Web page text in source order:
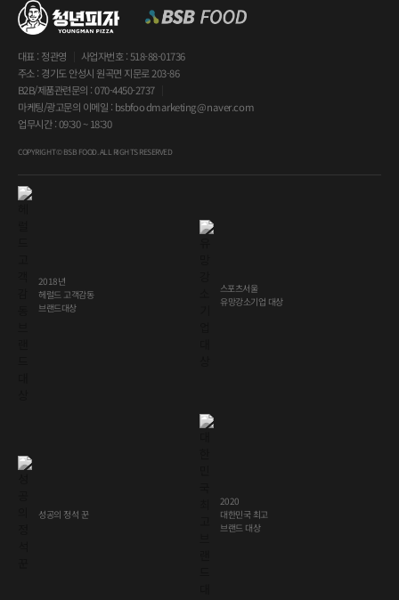
대표 : 정관영 사업자번호 : 518-88-01736
주소 : 경기도 안성시 원곡면 지문로 203-86
B2B/제품관련문의 : 070-4450-2737
마케팅/광고문의 이메일 : bsbfoodmarketing@naver.com
업무시간 : 09:30 ~ 18:30
COPYRIGHT© BSB FOOD. ALL RIGHTS RESERVED
2018년
헤럴드 고객감동
브랜드대상
스포츠서울
유망강소기업 대상
성공의 정석 꾼
2020
대한민국 최고
브랜드 대상